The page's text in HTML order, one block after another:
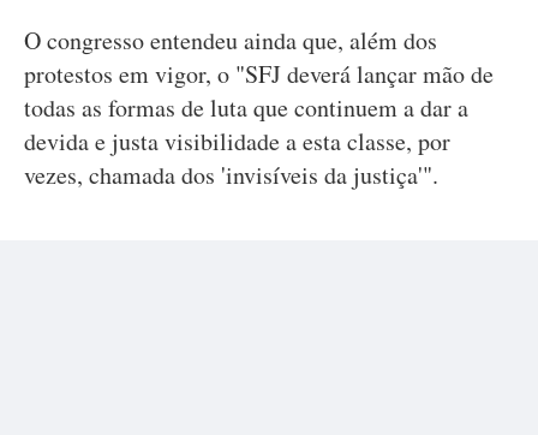
O congresso entendeu ainda que, além dos
protestos em vigor, o "SFJ deverá lançar mão de
todas as formas de luta que continuem a dar a
devida e justa visibilidade a esta classe, por
vezes, chamada dos 'invisíveis da justiça'".